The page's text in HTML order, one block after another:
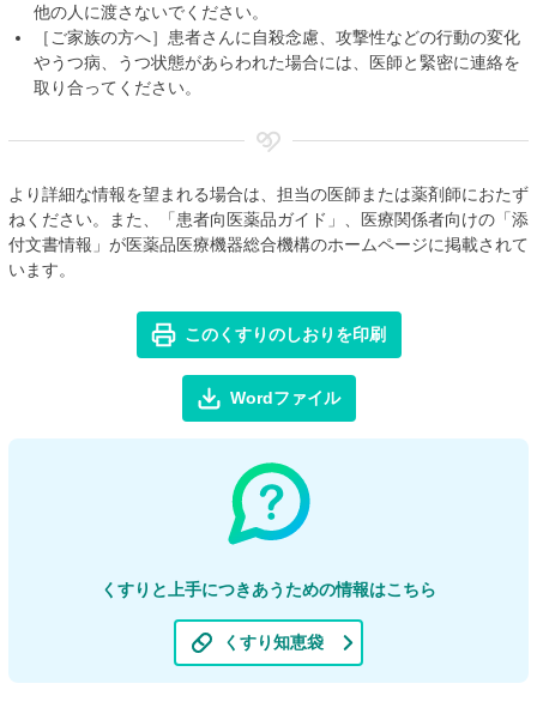
他の人に渡さないでください。
［ご家族の方へ］患者さんに自殺念慮、攻撃性などの行動の変化
やうつ病、うつ状態があらわれた場合には、医師と緊密に連絡を
取り合ってください。
より詳細な情報を望まれる場合は、担当の医師または薬剤師におたず
ねください。また、「患者向医薬品ガイド」、医療関係者向けの「添
付文書情報」が医薬品医療機器総合機構のホームページに掲載されて
います。
このくすりのしおりを印刷
Wordファイル
くすりと上手につきあうための情報はこちら
くすり知恵袋